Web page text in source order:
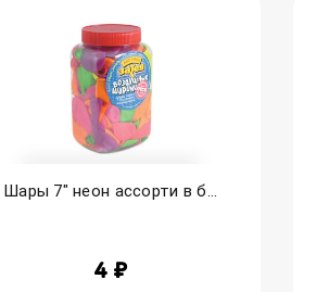
Шары 7" неон ассорти в б...
4 ₽